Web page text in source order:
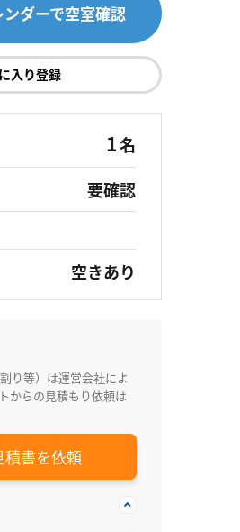
ダーで空室確認
入り登録
1名
要確認
空きあり
り等）は運営会社によ
からの見積もり依頼は
積書を依頼